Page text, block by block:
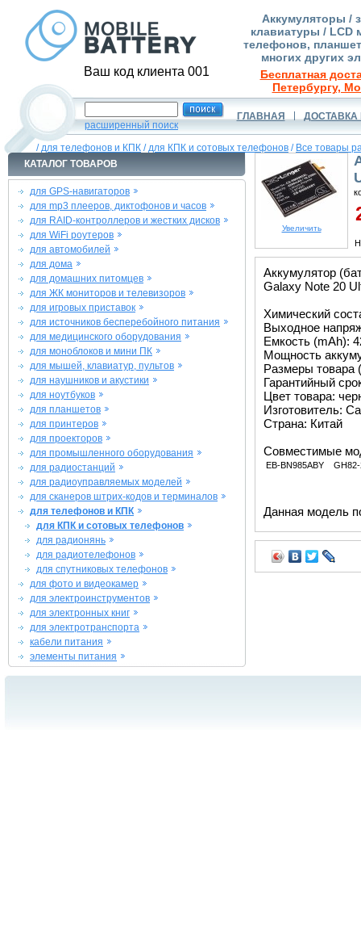
Ваш код клиента 001
Аккумуляторы /
клавиатуры / LCD
телефонов,
многих других
Бесплатная
Петербургу,
расширенный поиск
ГЛАВНАЯ ДОСТАВКА
/для телефонов и КПК /для КПК и сотовых телефонов / Все товары
КАТАЛОГ ТОВАРОВ
для GPS-навигаторов
для mp3 плееров, диктофонов и часов
для RAID-контроллеров и жестких дисков
для WiFi роутеров
для автомобилей
для дома
для домашних питомцев
для ЖК мониторов и телевизоров
для игровых приставок
для источников бесперебойного питания
для медицинского оборудования
для моноблоков и мини ПК
для мышей, клавиатур, пультов
для наушников и акустики
для ноутбуков
для планшетов
для принтеров
для проекторов
для промышленного оборудования
для радиостанций
для радиоуправляемых моделей
для сканеров штрих-кодов и терминалов
для телефонов и КПК
для КПК и сотовых телефонов
для радионянь
для радиотелефонов
для спутниковых телефонов
для фото и видеокамер
для электроинструментов
для электронных книг
для электротранспорта
кабели питания
элементы питания
Увеличить
Аккумулятор
Galaxy Note 20
Химический
Выходное
Емкость (mAh):
Мощность
Размеры товара
Гарантийный
Цвет товара:
Изготовитель:
Страна: Китай
Совместимые
EB-BN985ABY
Данная модель